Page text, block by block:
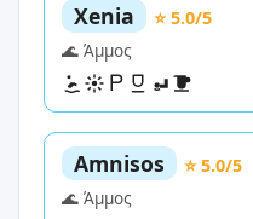
Xenia
⭐ 5.0/5
🌊 Άμμος
Amnisos
⭐ 5.0/5
🌊 Άμμος